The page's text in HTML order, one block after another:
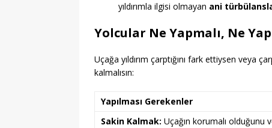
yıldırımla ilgisi olmayan ani
Yolcular Ne Yapmalı, Ne
Uçağa yıldırım çarptığını fark ettiysen veya
kalmalısın:
Yapılması Gerekenler
Sakin Kalmak: Uçağın korumalı olduğunu